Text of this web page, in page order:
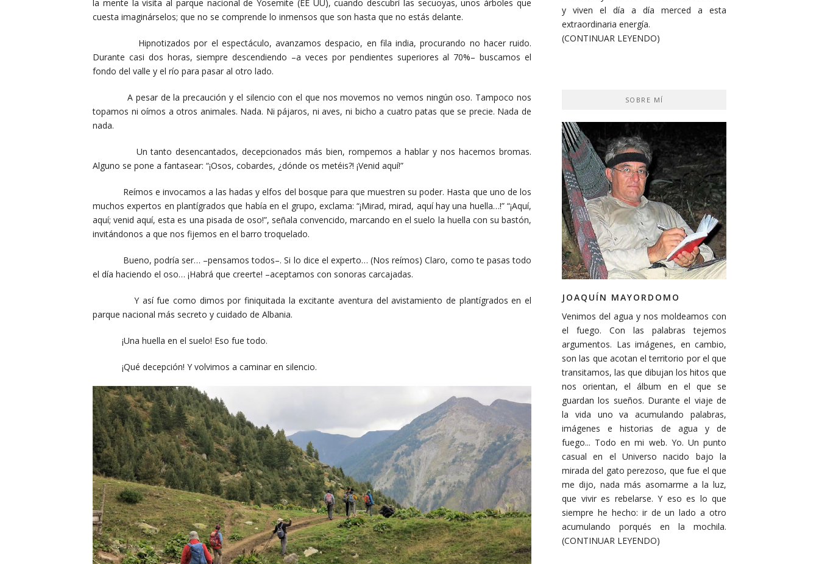
la mente la visita al parque nacional de Yosemite (EE UU), cuando descubrí las secuoyas, unos árboles que
cuesta imaginárselos; que no se comprende lo inmensos que son hasta que no estás delante.
Hipnotizados por el espectáculo, avanzamos despacio, en fila india, procurando no hacer ruido.
Durante casi dos horas, siempre descendiendo –a veces por pendientes superiores al 70%– buscamos el
fondo del valle y el río para pasar al otro lado.
A pesar de la precaución y el silencio con el que nos movemos no vemos ningún oso. Tampoco nos
topamos ni oímos a otros animales. Nada. Ni pájaros, ni aves, ni bicho a cuatro patas que se precie. Nada de
nada.
Un tanto desencantados, decepcionados más bien, rompemos a hablar y nos hacemos bromas.
Alguno se pone a fantasear: “¡Osos, cobardes, ¿dónde os metéis?! ¡Venid aquí!”
Reímos e invocamos a las hadas y elfos del bosque para que muestren su poder. Hasta que uno de los
muchos expertos en plantígrados que había en el grupo, exclama: “¡Mirad, mirad, aquí hay una huella…!” “¡Aquí,
aquí; venid aquí, esta es una pisada de oso!”, señala convencido, marcando en el suelo la huella con su bastón,
invitándonos a que nos fijemos en el barro troquelado.
Bueno, podría ser… –pensamos todos–. Si lo dice el experto… (Nos reímos) Claro, como te pasas todo
el día haciendo el oso… ¡Habrá que creerte! –aceptamos con sonoras carcajadas.
Y así fue como dimos por finiquitada la excitante aventura del avistamiento de plantígrados en el
parque nacional más secreto y cuidado de Albania.
¡Una huella en el suelo! Eso fue todo.
¡Qué decepción! Y volvimos a caminar en silencio.
y viven el día a día merced a esta
extraordinaria energía.
(CONTINUAR LEYENDO)
SOBRE MÍ
JOAQUÍN MAYORDOMO
Venimos del agua y nos moldeamos con
el fuego. Con las palabras tejemos
argumentos. Las imágenes, en cambio,
son las que acotan el territorio por el que
transitamos, las que dibujan los hitos que
nos orientan, el álbum en el que se
guardan los sueños. Durante el viaje de
la vida uno va acumulando palabras,
imágenes e historias de agua y de
fuego... Todo en mi web. Yo. Un punto
casual en el Universo nacido bajo la
mirada del gato perezoso, que fue el que
me dijo, nada más asomarme a la luz,
que vivir es rebelarse. Y eso es lo que
siempre he hecho: ir de un lado a otro
acumulando porqués en la mochila.
(CONTINUAR LEYENDO)